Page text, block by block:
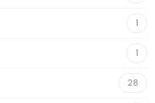
1
1
28